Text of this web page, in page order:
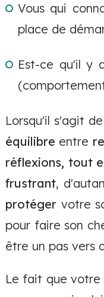
Vous qui
place de
Est-ce qu'il y
Lorsqu'il s'agit
équilibre entre
réflexions, tout
frustrant,
protéger votre
pour faire son
être un pas vers
Le fait que votre